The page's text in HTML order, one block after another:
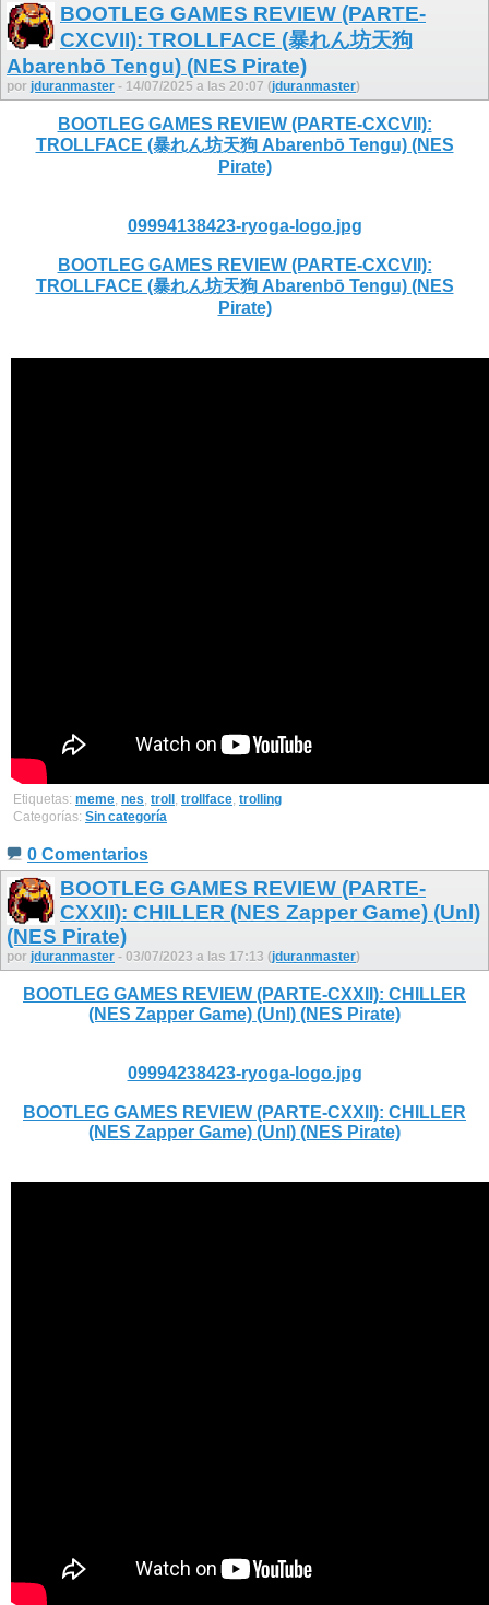
BOOTLEG GAMES REVIEW (PARTE-
CXCVII): TROLLFACE (暴れん坊天狗
Abarenbō Tengu) (NES Pirate)
por jduranmaster - 14/07/2025 a las 20:07 (jduranmaster)
BOOTLEG GAMES REVIEW (PARTE-CXCVII):
TROLLFACE (暴れん坊天狗 Abarenbō Tengu) (NES
Pirate)
09994138423-ryoga-logo.jpg
BOOTLEG GAMES REVIEW (PARTE-CXCVII):
TROLLFACE (暴れん坊天狗 Abarenbō Tengu) (NES
Pirate)
Etiquetas: meme, nes, troll, trollface, trolling
Categorías: Sin categoría
0 Comentarios
BOOTLEG GAMES REVIEW (PARTE-
CXXII): CHILLER (NES Zapper Game) (Unl)
(NES Pirate)
por jduranmaster - 03/07/2023 a las 17:13 (jduranmaster)
BOOTLEG GAMES REVIEW (PARTE-CXXII): CHILLER
(NES Zapper Game) (Unl) (NES Pirate)
09994238423-ryoga-logo.jpg
BOOTLEG GAMES REVIEW (PARTE-CXXII): CHILLER
(NES Zapper Game) (Unl) (NES Pirate)